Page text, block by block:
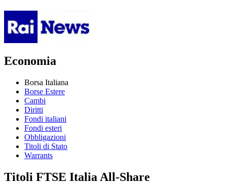
Economia
Borsa Italiana
Borse Estere
Cambi
Diritti
Fondi italiani
Fondi esteri
Obbligazioni
Titoli di Stato
Warrants
Titoli FTSE Italia All-Share